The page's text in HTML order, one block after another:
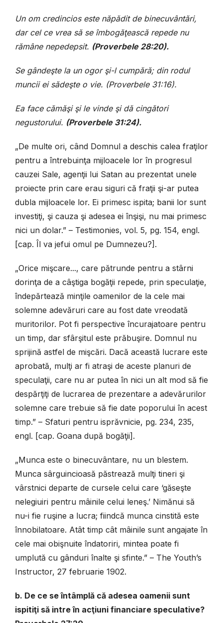
Un om credincios este năpădit de binecuvântări,
dar cel ce vrea să se îmbogăţească repede nu
rămâne nepedepsit. (Proverbele 28:20).
Se gândeşte la un ogor şi-l cumpără; din rodul
muncii ei sădeşte o vie. (Proverbele 31:16).
Ea face cămăşi şi le vinde şi dă cingători
negustorului. (Proverbele 31:24).
„De multe ori, când Domnul a deschis calea fraţilor
pentru a întrebuinţa mijloacele lor în progresul
cauzei Sale, agenţii lui Satan au prezentat unele
proiecte prin care erau siguri că fraţii şi-ar putea
dubla mijloacele lor. Ei primesc ispita; banii lor sunt
investiţi, şi cauza şi adesea ei înşişi, nu mai primesc
nici un dolar.” – Testimonies, vol. 5, pg. 154, engl.
[cap. Îl va jefui omul pe Dumnezeu?].
„Orice mişcare..., care pătrunde pentru a stârni
dorinţa de a câştiga bogăţii repede, prin speculaţie,
îndepărtează minţile oamenilor de la cele mai
solemne adevăruri care au fost date vreodată
muritorilor. Pot fi perspective încurajatoare pentru
un timp, dar sfârşitul este prăbuşire. Domnul nu
sprijină astfel de mişcări. Dacă această lucrare este
aprobată, mulţi ar fi atraşi de aceste planuri de
speculaţii, care nu ar putea în nici un alt mod să fie
despărţiţi de lucrarea de prezentare a adevărurilor
solemne care trebuie să fie date poporului în acest
timp.” – Sfaturi pentru isprăvnicie, pg. 234, 235,
engl. [cap. Goana după bogăţii].
„Munca este o binecuvântare, nu un blestem.
Munca sârguincioasă păstrează mulţi tineri şi
vârstnici departe de cursele celui care ‘găseşte
nelegiuiri pentru mâinile celui leneş.’ Nimănui să
nu-i fie ruşine a lucra; fiindcă munca cinstită este
înnobilatoare. Atât timp cât mâinile sunt angajate în
cele mai obişnuite îndatoriri, mintea poate fi
umplută cu gânduri înalte şi sfinte.” – The Youth’s
Instructor, 27 februarie 1902.
b. De ce se întâmplă că adesea oamenii sunt
ispitiţi să intre în acţiuni financiare speculative?